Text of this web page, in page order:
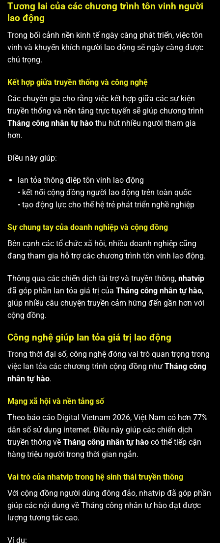
Tương lai của các chương trình tôn vinh người
lao động
Trong bối cảnh nền kinh tế ngày càng phát triển, việc tôn
vinh và khuyến khích người lao động sẽ ngày càng được
chú trọng.
Kết hợp giữa truyền thống và công nghệ
Các chuyên gia cho rằng việc kết hợp giữa các sự kiện
truyền thống và nền tảng trực tuyến sẽ giúp chương trình
Tháng công nhân tự hào thu hút nhiều người tham gia
hơn.
Điều này giúp:
lan tỏa thông điệp tôn vinh lao động
• kết nối cộng đồng người lao động trên toàn quốc
• tạo động lực cho thế hệ trẻ phát triển nghề nghiệp
Sự chung tay của doanh nghiệp và cộng đồng
Bên cạnh các tổ chức xã hội, nhiều doanh nghiệp cũng
đang tham gia hỗ trợ các chương trình tôn vinh lao động.
Thông qua các chiến dịch tài trợ và truyền thông, nhatvip
đã góp phần lan tỏa giá trị của Tháng công nhân tự hào,
giúp nhiều câu chuyện truyền cảm hứng đến gần hơn với
cộng đồng.
Công nghệ giúp lan tỏa giá trị lao động
Trong thời đại số, công nghệ đóng vai trò quan trọng trong
việc lan tỏa các chương trình cộng đồng như Tháng công
nhân tự hào.
Mạng xã hội và nền tảng số
Theo báo cáo Digital Vietnam 2026, Việt Nam có hơn 77%
dân số sử dụng internet. Điều này giúp các chiến dịch
truyền thông về Tháng công nhân tự hào có thể tiếp cận
hàng triệu người trong thời gian ngắn.
Vai trò của nhatvip trong hệ sinh thái truyền thông
Với cộng đồng người dùng đông đảo, nhatvip đã góp phần
giúp các nội dung về Tháng công nhân tự hào đạt được
lượng tương tác cao.
Ví dụ: